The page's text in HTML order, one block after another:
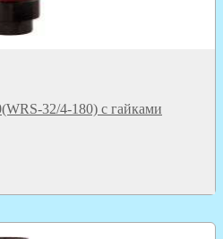
32/4-180) с гайками